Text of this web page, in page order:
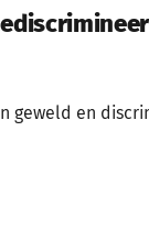
geweld en